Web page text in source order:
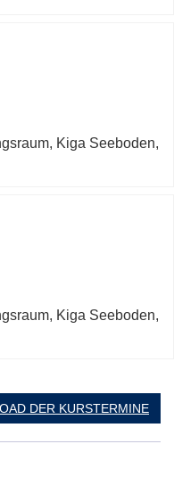
Kiga Seeboden,
Kiga Seeboden,
DER KURSTERMINE